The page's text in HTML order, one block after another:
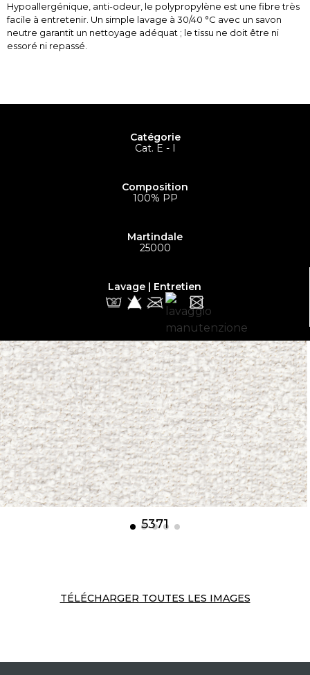
Hypoallergénique, anti-odeur, le polypropylène est une fibre très
facile à entretenir. Un simple lavage à 30/40 °C avec un savon
neutre garantit un nettoyage adéquat ; le tissu ne doit être ni
essoré ni repassé.
Catégorie
Cat. E - I
Composition
100% PP
Martindale
25000
Lavage | Entretien
5371
TÉLÉCHARGER TOUTES LES IMAGES